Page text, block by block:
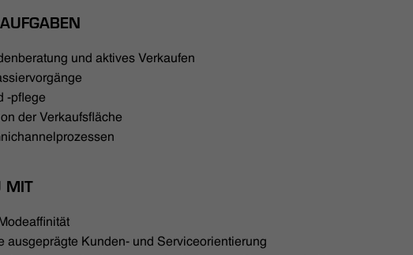
und aktives Verkaufen
-pflege
der Verkaufsfläche
MIT
ausgeprägte Kunden- und Serviceorientierung